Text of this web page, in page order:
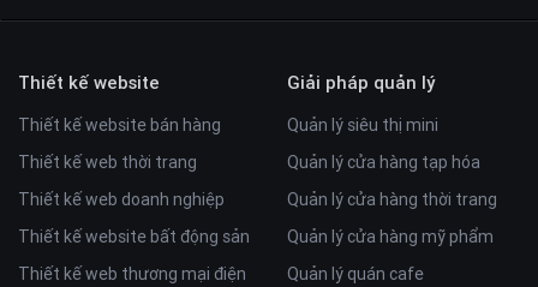
Thiết kế website
Thiết kế website bán hàng
Thiết kế web thời trang
Thiết kế web doanh nghiệp
Thiết kế website bất động sản
Thiết kế web thương mại điện
Giải pháp quản lý
Quản lý siêu thị mini
Quản lý cửa hàng tạp hóa
Quản lý cửa hàng thời trang
Quản lý cửa hàng mỹ phẩm
Quản lý quán cafe